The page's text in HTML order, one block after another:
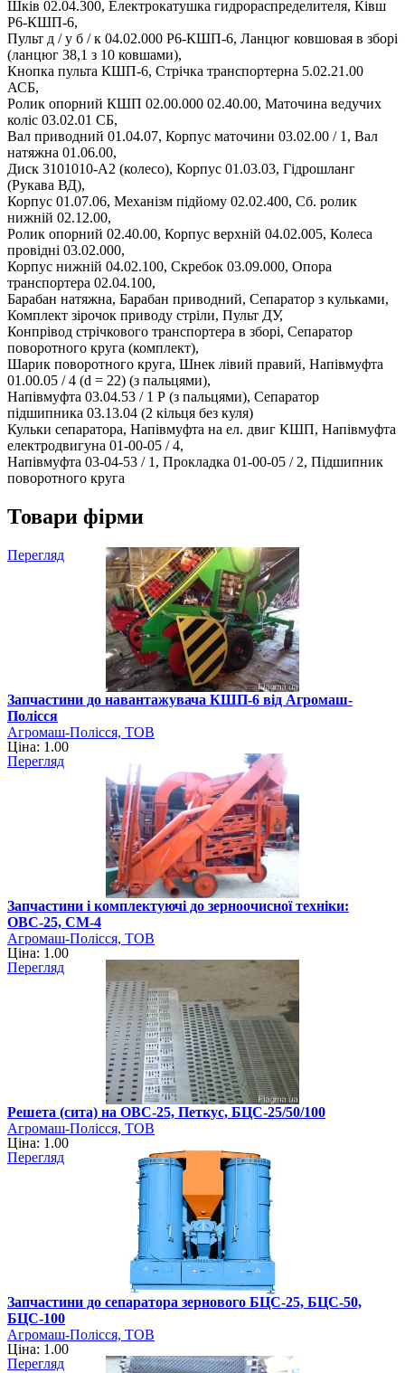
Шків 02.04.300, Електрокатушка гидрораспределителя, Ківш
Р6-КШП-6,
Пульт д / у б / к 04.02.000 Р6-КШП-6, Ланцюг ковшовая в зборі
(ланцюг 38,1 з 10 ковшами),
Кнопка пульта КШП-6, Стрічка транспортерна 5.02.21.00
АСБ,
Ролик опорний КШП 02.00.000 02.40.00, Маточина ведучих
коліс 03.02.01 СБ,
Вал приводний 01.04.07, Корпус маточини 03.02.00 / 1, Вал
натяжна 01.06.00,
Диск 3101010-А2 (колесо), Корпус 01.03.03, Гідрошланг
(Рукава ВД),
Корпус 01.07.06, Механізм підйому 02.02.400, Сб. ролик
нижній 02.12.00,
Ролик опорний 02.40.00, Корпус верхній 04.02.005, Колеса
провідні 03.02.000,
Корпус нижній 04.02.100, Скребок 03.09.000, Опора
транспортера 02.04.100,
Барабан натяжна, Барабан приводний, Сепаратор з кульками,
Комплект зірочок приводу стріли, Пульт ДУ,
Конпрівод стрічкового транспортера в зборі, Сепаратор
поворотного круга (комплект),
Шарик поворотного круга, Шнек лівий правий, Напівмуфта
01.00.05 / 4 (d = 22) (з пальцями),
Напівмуфта 03.04.53 / 1 Р (з пальцями), Сепаратор
підшипника 03.13.04 (2 кільця без куля)
Кульки сепаратора, Напівмуфта на ел. двиг КШП, Напівмуфта
електродвигуна 01-00-05 / 4,
Напівмуфта 03-04-53 / 1, Прокладка 01-00-05 / 2, Підшипник
поворотного круга
Товари фірми
Перегляд
Запчастини до навантажувача КШП-6 від Агромаш-
Полісся
Агромаш-Полісся, ТОВ
Ціна: 1.00
Перегляд
Запчастини і комплектуючі до зерноочисної техніки:
ОВС-25, СМ-4
Агромаш-Полісся, ТОВ
Ціна: 1.00
Перегляд
Решета (сита) на ОВС-25, Петкус, БЦС-25/50/100
Агромаш-Полісся, ТОВ
Ціна: 1.00
Перегляд
Запчастини до сепаратора зернового БЦС-25, БЦС-50,
БЦС-100
Агромаш-Полісся, ТОВ
Ціна: 1.00
Перегляд